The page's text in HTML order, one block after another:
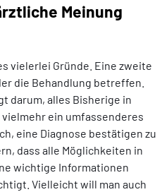
Meinung
vielerlei Gründe. Eine zweite
die Behandlung betreffen.
darum, alles Bisherige in
ein umfassenderes
eine Diagnose bestätigen zu
dass alle Möglichkeiten in
wichtige Informationen
Vielleicht will man auch